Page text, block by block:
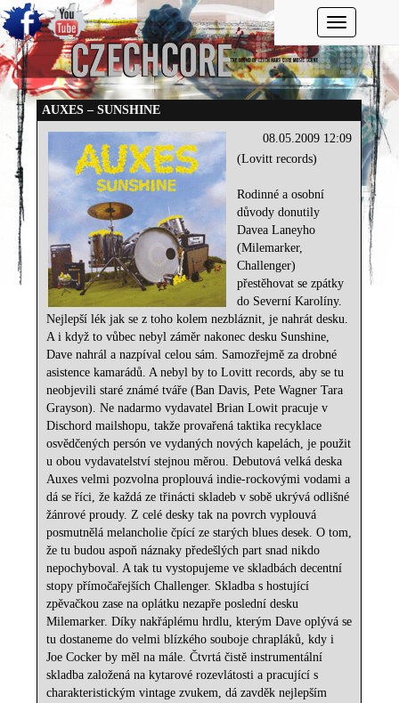
Toggle
AUXES – SUNSHINE
08.05.2009 12:09
(Lovitt records)
Rodinné a osobní
důvody donutily
Davea Laneyho
(Milemarker,
Challenger)
přestěhovat se zpátky
do Severní Karolíny.
Nejlepší lék jak se z toho kolem nezbláznit, je nahrát desku.
A i když to vůbec nebyl záměr nakonec desku Sunshine,
Dave nahrál a nazpíval celou sám. Samozřejmě za drobné
asistence kamarádů. A nebyl by to Lovitt records, aby se tu
neobjevili staré známé tváře (Ban Davis, Pete Wagner Tara
Grayson). Ne nadarmo vydavatel Brian Lowit pracuje v
Dischord mailshopu, takže provařená taktika recyklace
osvědčených persón ve vydaných nových kapelách, je použit
u obou vydavatelství stejnou měrou. Debutová velká deska
Auxes velmi pozvolna proplouvá indie-rockovými vodami a
dá se říci, že každá ze třinácti skladeb v sobě ukrývá odlišné
žánrové proudy. Z celé desky tak na povrch vyplouvá
posmutnělá melancholie čpící ze starých blues desek. O tom,
že tu budou aspoň náznaky předešlých part snad nikdo
nepochyboval. A tak tu vystopujeme ve skladbách decentní
stopy přímočařejších Challenger. Skladba s hostující
zpěvačkou zase na oplátku nezapře poslední desku
Milemarker. Díky nakřáplému hrdlu, kterým Dave oplývá se
tu dostaneme do velmi blízkého souboje chrapláků, kdy i
Joe Cocker by měl na mále. Čtvrtá čistě instrumentální
skladba založená na kytarové rozevlátosti a pracující s
charakteristickým vintage zvukem, dá zavděk nejlepším